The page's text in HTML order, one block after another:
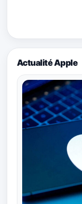
Actualité Apple